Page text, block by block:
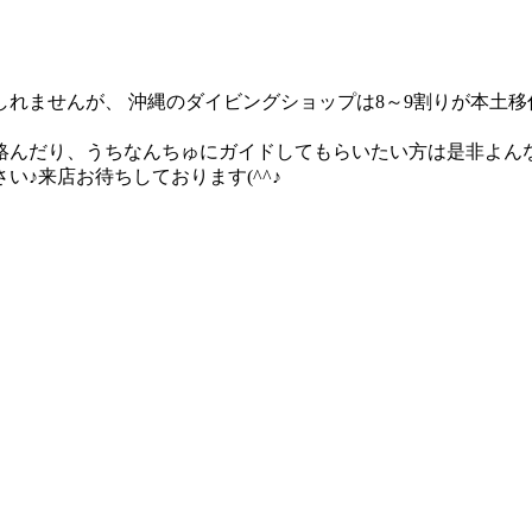
ませんが、 沖縄のダイビングショップは8～9割りが本土
だり、うちなんちゅにガイドしてもらいたい方は是非よ
♪来店お待ちしております(^^♪